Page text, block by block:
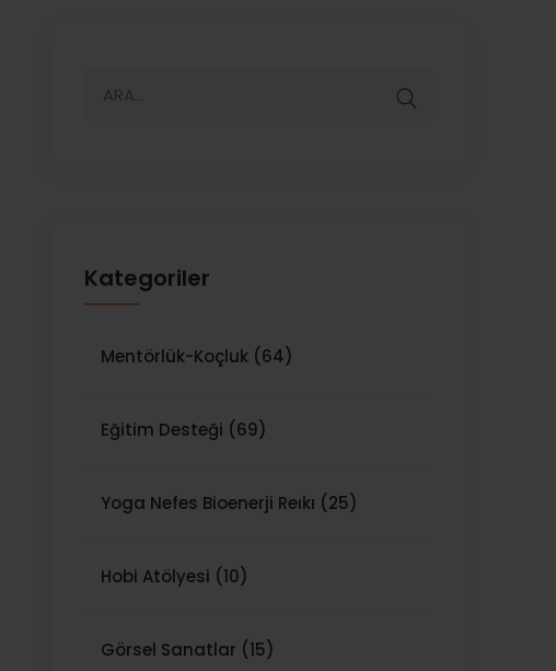
Kategoriler
Mentörlük-Koçluk (64)
Eğitim Desteği (69)
Yoga Nefes Bioenerji Reıkı (25)
Hobi Atölyesi (10)
Görsel Sanatlar (15)